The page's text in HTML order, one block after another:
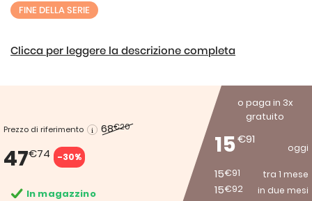
FINE DELLA SERIE
Clicca per leggere la descrizione completa
Prezzo di riferimento 68€20
47€74 -30%
o paga in 3x
gratuito
15€91
oggi
15€91 tra 1 mese
15€92 in due mesi
In magazzino